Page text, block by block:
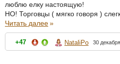
люблю елку настоящую!
НО! Торговцы ( мягко говоря )
Читать далее»
+47 NataliPo 30